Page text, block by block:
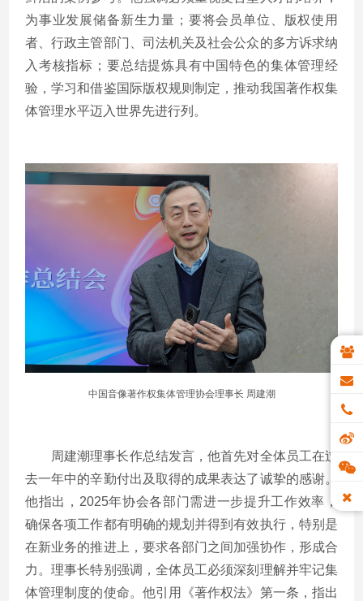
为事业发展储备新生力量；要将会员单位、版权使用
者、行政主管部门、司法机关及社会公众的多方诉求纳
入考核指标；要总结提炼具有中国特色的集体管理经
验，学习和借鉴国际版权规则制定，推动我国著作权集
体管理水平迈入世界先进行列。
中国音像著作权集体管理协会理事长 周建潮
周建潮理事长作总结发言，他首先对全体员工在过
去一年中的辛勤付出及取得的成果表达了诚挚的感谢。
他指出，2025年协会各部门需进一步提升工作效率，
确保各项工作都有明确的规划并得到有效执行，特别是
在新业务的推进上，要求各部门之间加强协作，形成合
力。理事长特别强调，全体员工必须深刻理解并牢记集
体管理制度的使命。他引用《著作权法》第一条，指出